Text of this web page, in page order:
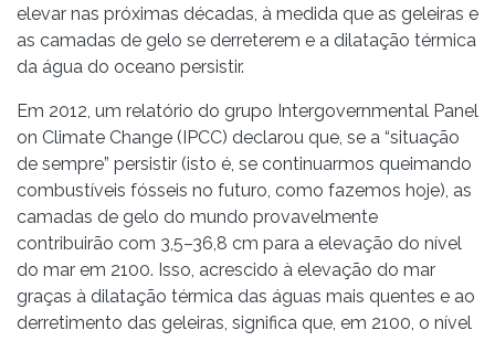
elevar nas próximas décadas, à medida que as geleiras e
as camadas de gelo se derreterem e a dilatação térmica
da água do oceano persistir.
Em 2012, um relatório do grupo Intergovernmental Panel
on Climate Change (IPCC) declarou que, se a “situação
de sempre” persistir (isto é, se continuarmos queimando
combustíveis fósseis no futuro, como fazemos hoje), as
camadas de gelo do mundo provavelmente
contribuirão com 3,5–36,8 cm para a elevação do nível
do mar em 2100. Isso, acrescido à elevação do mar
graças à dilatação térmica das águas mais quentes e ao
derretimento das geleiras, significa que, em 2100, o nível